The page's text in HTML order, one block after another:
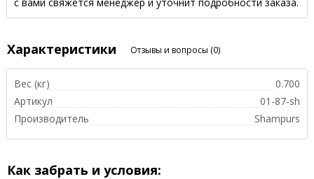
Характеристики Отзывы и вопросы (0)
Вес (кг)
0.700
Артикул
01-87-sh
Производитель
Shampurs
Как забрать и условия: